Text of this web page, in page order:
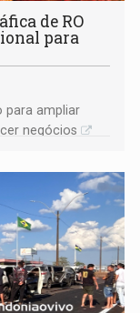
de RO
para
para ampliar
negócios